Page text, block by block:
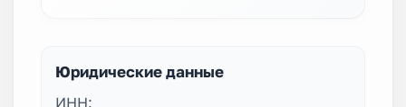
Юридические данные
ИНН: